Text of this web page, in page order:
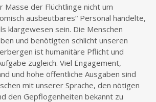
Masse der Flüchtlinge nicht um
ausbeutbares“ Personal handelte,
klargewesen sein. Die Menschen
und benötigten schlicht unseren
ist humanitäre Pflicht und
zugleich. Viel Engagement,
und hohe öffentliche Ausgaben sind
mit unserer Sprache, den nötigen
den Gepflogenheiten bekannt zu